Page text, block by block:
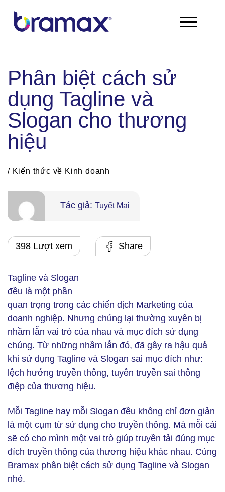
Phân biệt cách sử
dụng Tagline và
Slogan cho thương
hiệu
/ Kiến thức về Kinh doanh
Tác giả: Tuyết Mai
398 Lượt xem Share
Tagline và Slogan
đều là một phần
quan trọng trong các chiến dịch Marketing của
doanh nghiệp. Nhưng chúng lại thường xuyên bị
nhầm lẫn vai trò của nhau và mục đích sử dụng
chúng. Từ những nhầm lẫn đó, đã gây ra hậu quả
khi sử dụng Tagline và Slogan sai mục đích như:
lệch hướng truyền thông, tuyên truyền sai thông
điệp của thương hiệu.
Mỗi Tagline hay mỗi Slogan đều không chỉ đơn giản
là một cụm từ sử dụng cho truyền thông. Mà mỗi cái
sẽ có cho mình một vai trò giúp truyền tải đúng mục
đích truyền thông của thương hiệu khác nhau. Cùng
Bramax phân biệt cách sử dụng Tagline và Slogan
nhé.